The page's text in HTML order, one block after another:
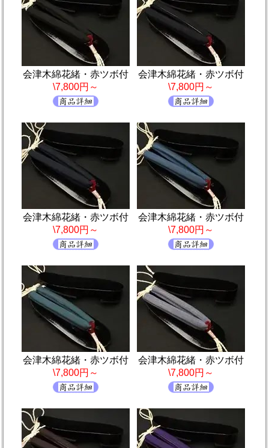
会津木綿花緒・赤ツボ付
\7,800円～
会津木綿花緒・赤ツボ付
\7,800円～
会津木綿花緒・赤ツボ付
\7,800円～
会津木綿花緒・赤ツボ付
\7,800円～
会津木綿花緒・赤ツボ付
\7,800円～
会津木綿花緒・赤ツボ付
\7,800円～